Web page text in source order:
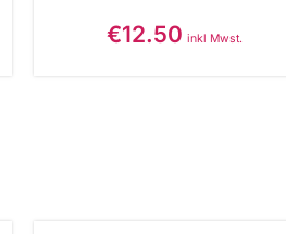
€12.50 inkl Mwst.